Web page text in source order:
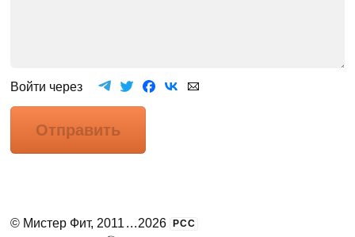
Войти через
Отправить
© Мистер Фит, 2011 ...2026 РСС